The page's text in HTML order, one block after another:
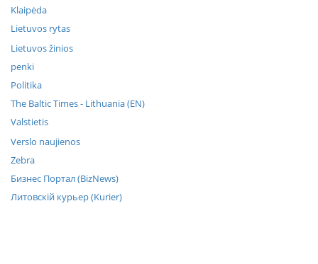
Klaipėda
Lietuvos rytas
Lietuvos žinios
penki
Politika
The Baltic Times - Lithuania (EN)
Valstietis
Verslo naujienos
Zebra
Бизнес Портал (BizNews)
Литовскiй курьер (Kurier)